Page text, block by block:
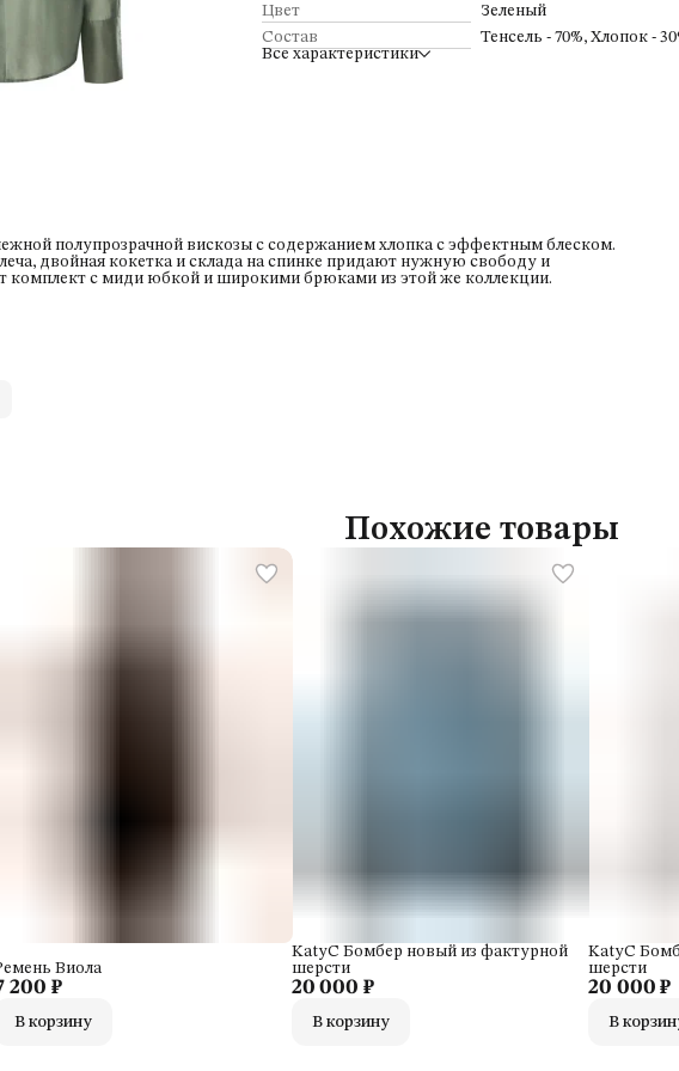
Цвет
Зеленый
Состав
Тенсель - 70%, Хлопок -
Все характеристики
полупрозрачной вискозы с содержанием хлопка с эффектным блеском.
двойная кокетка и склада на спинке придают нужную свободу и
комплект с миди юбкой и широкими брюками из этой же коллекции.
Похожие товары
200 ₽
Виола
В корзину
20 000 ₽
KatyC Бомбер новый из фактурной
шерсти
В корзину
20 000 ₽
KatyC
шерсти
В